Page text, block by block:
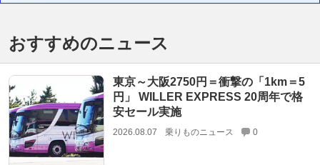
おすすめのニュース
東京～大阪2750円＝衝撃の「1km＝5
円」 WILLER EXPRESS 20周年で格
安セール実施
2026.08.07 乗りものニュース 0